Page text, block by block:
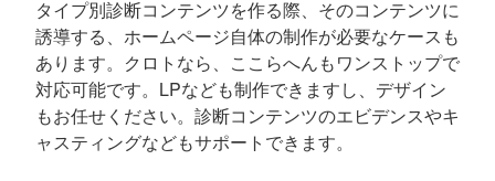
タイプ別診断コンテンツを作る際、そのコンテンツに
誘導する、ホームページ自体の制作が必要なケースも
あります。クロトなら、ここらへんもワンストップで
対応可能です。LPなども制作できますし、デザイン
もお任せください。診断コンテンツのエビデンスやキ
ャスティングなどもサポートできます。